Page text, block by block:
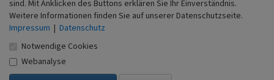
eines städtischen Wohngebietes des frühen 20.
Jahrhunderts. Es ist bis heute ein städtebaulich in sich
stimmiger Teil von Benrath, der sich durch hohe Dichte
historischer Bausubstanz auszeichnet. Im
Zusammenwirken von Substanz und Struktur wird dem
Viertel eine besondere städtebauliche Qualität und
sind. Mit Anklicken des Buttons erklären Sie Ihr Einverständnis.
Weitere Informationen finden Sie auf unserer Datenschutzseite.
Impressum | Datenschutz
Notwendige Cookies
Webanalyse